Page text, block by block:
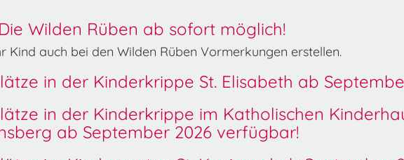
Wilden Rüben ab sofort möglich!
Kind auch bei den Wilden Rüben Vormerkungen erstellen.
in der Kinderkrippe St. Elisabeth ab
in der Kinderkrippe im Katholischen
ab September 2026 verfügbar!